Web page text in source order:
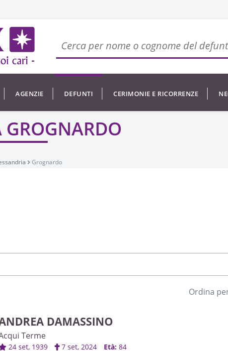
AGENZIE DEFUNTI CERIMONIE E RICORRENZE
GROGNARDO
Grognardo
Ordina
DAMASSINO
Terme
24 set, 1939 7 set, 2024 Età: 84